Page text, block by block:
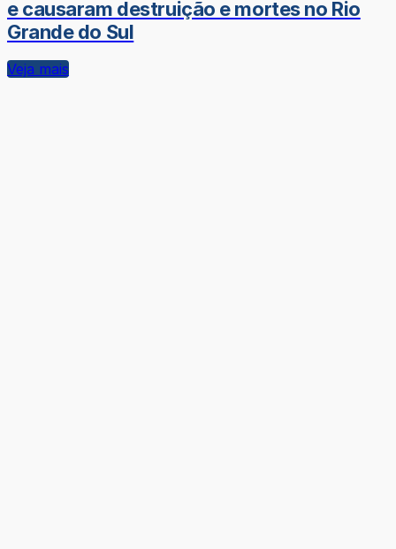
e causaram destruição e mortes no Rio
Grande do Sul
Veja mais